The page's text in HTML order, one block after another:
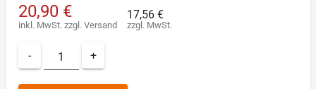
20,90 €
inkl. MwSt. zzgl. Versand
17,56 €
zzgl. MwSt.
- +